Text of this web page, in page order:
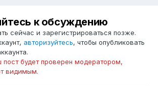
к обсуждению
сейчас и зарегистрироваться позже.
авторизуйтесь, чтобы опубликовать
пост будет проверен модератором,
видимым.